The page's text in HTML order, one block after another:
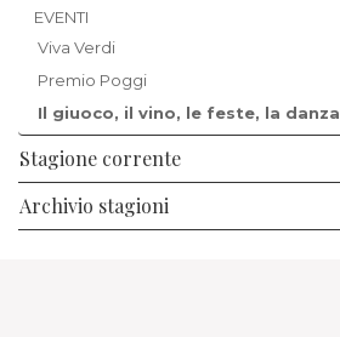
EVENTI
Viva Verdi
Premio Poggi
Il giuoco, il vino, le feste, la danza
Stagione corrente
Archivio stagioni